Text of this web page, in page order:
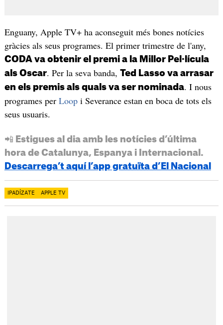
Enguany, Apple TV+ ha aconseguit més bones notícies
gràcies als seus programes. El primer trimestre de l'any,
CODA va obtenir el premi a la Millor Pel·lícula
als Oscar. Per la seva banda, Ted Lasso va arrasar
en els premis als quals va ser nominada. I nous
programes per Loopi Severance estan en boca de tots els
seus usuaris.
📲 Estigues al dia amb les notícies d’última
hora de Catalunya, Espanya i Internacional.
Descarrega’t aquí l’app gratuïta d’El Nacional
IPADÍZATE APPLE TV